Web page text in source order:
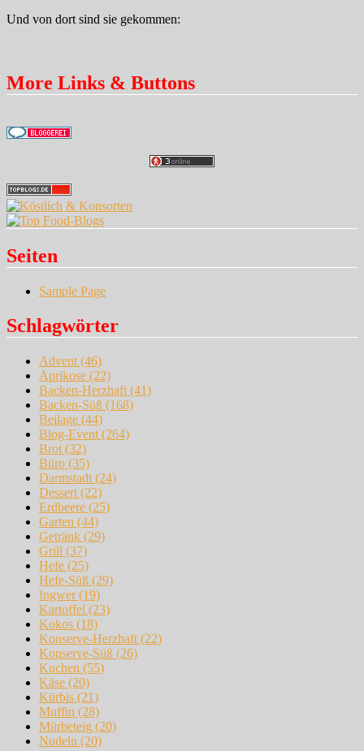
Und von dort sind sie gekommen:
More Links & Buttons
Seiten
Sample Page
Schlagwörter
Advent (46)
Aprikose (22)
Backen-Herzhaft (41)
Backen-Süß (168)
Beilage (44)
Blog-Event (264)
Brot (32)
Büro (35)
Darmstadt (24)
Dessert (22)
Erdbeere (25)
Garten (44)
Getränk (29)
Grill (37)
Hefe (25)
Hefe-Süß (29)
Ingwer(19)
Kartoffel (23)
Kokos (18)
Konserve-Herzhaft (22)
Konserve-Süß (26)
Kuchen (55)
Käse (20)
Kürbis (21)
Muffin (28)
Mürbeteig (20)
Nudeln (20)